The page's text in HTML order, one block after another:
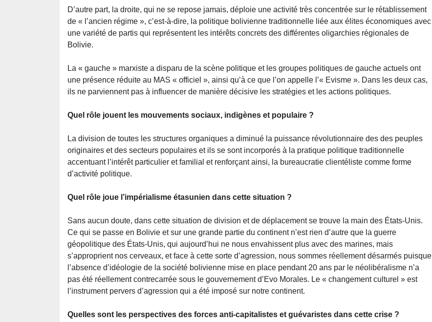
D’autre part, la droite, qui ne se repose jamais, déploie une activité très concentrée sur le rétablissement
de « l’ancien régime », c’est-à-dire, la politique bolivienne traditionnelle liée aux élites économiques avec
une variété de partis qui représentent les intérêts concrets des différentes oligarchies régionales de
Bolivie.
La « gauche » marxiste a disparu de la scène politique et les groupes politiques de gauche actuels ont
une présence réduite au MAS « officiel », ainsi qu’à ce que l’on appelle l’« Evisme ». Dans les deux cas,
ils ne parviennent pas à influencer de manière décisive les stratégies et les actions politiques.
Quel rôle jouent les mouvements sociaux, indigènes et populaire ?
La division de toutes les structures organiques a diminué la puissance révolutionnaire des des peuples
originaires et des secteurs populaires et ils se sont incorporés à la pratique politique traditionnelle
accentuant l’intérêt particulier et familial et renforçant ainsi, la bureaucratie clientéliste comme forme
d’activité politique.
Quel rôle joue l’impérialisme étasunien dans cette situation ?
Sans aucun doute, dans cette situation de division et de déplacement se trouve la main des États-Unis.
Ce qui se passe en Bolivie et sur une grande partie du continent n’est rien d’autre que la guerre
géopolitique des États-Unis, qui aujourd’hui ne nous envahissent plus avec des marines, mais
s’approprient nos cerveaux, et face à cette sorte d’agression, nous sommes réellement désarmés puisque
l’absence d’idéologie de la société bolivienne mise en place pendant 20 ans par le néolibéralisme n’a
pas été réellement contrecarrée sous le gouvernement d’Evo Morales. Le « changement culturel » est
l’instrument pervers d’agression qui a été imposé sur notre continent.
Quelles sont les perspectives des forces anti-capitalistes et guévaristes dans cette crise ?